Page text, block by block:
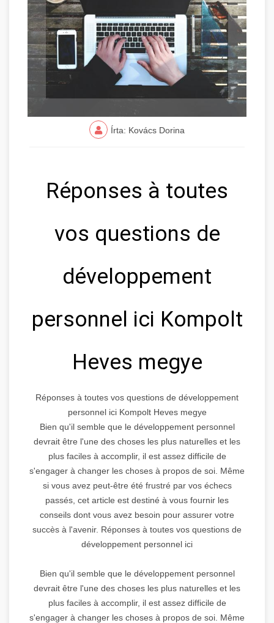
Írta: Kovács Dorina
Réponses à toutes
vos questions de
développement
personnel ici Kompolt
Heves megye
Réponses à toutes vos questions de développement
personnel ici Kompolt Heves megye
Bien qu'il semble que le développement personnel
devrait être l'une des choses les plus naturelles et les
plus faciles à accomplir, il est assez difficile de
s'engager à changer les choses à propos de soi. Même
si vous avez peut-être été frustré par vos échecs
passés, cet article est destiné à vous fournir les
conseils dont vous avez besoin pour assurer votre
succès à l'avenir. Réponses à toutes vos questions de
développement personnel ici
Bien qu'il semble que le développement personnel
devrait être l'une des choses les plus naturelles et les
plus faciles à accomplir, il est assez difficile de
s'engager à changer les choses à propos de soi. Même